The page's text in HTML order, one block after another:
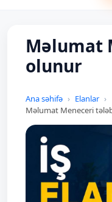
Məlumat
olunur
Ana səhifə
Elanlar
Məlumat Meneceri